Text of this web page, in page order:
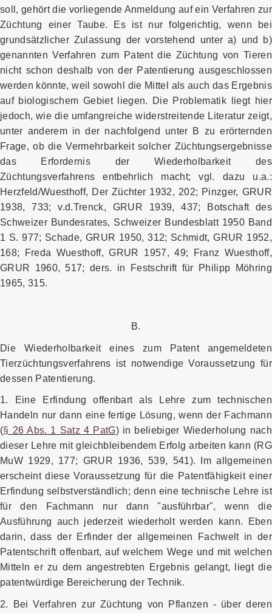
soll, gehört die vorliegende Anmeldung auf ein Verfahren zur
Züchtung einer Taube. Es ist nur folgerichtig, wenn bei
grundsätzlicher Zulassung der vorstehend unter a) und b)
genannten Verfahren zum Patent die Züchtung von Tieren
nicht schon deshalb von der Patentierung ausgeschlossen
werden könnte, weil sowohl die Mittel als auch das Ergebnis
auf biologischem Gebiet liegen. Die Problematik liegt hier
jedoch, wie die umfangreiche widerstreitende Literatur zeigt,
unter anderem in der nachfolgend unter B zu erörternden
Frage, ob die Vermehrbarkeit solcher Züchtungsergebnisse
das Erfordernis der Wiederholbarkeit des
Züchtungsverfahrens entbehrlich macht; vgl. dazu u.a.:
Herzfeld/Wuesthoff, Der Züchter 1932, 202; Pinzger, GRUR
1938, 733; v.d.Trenck, GRUR 1939, 437; Botschaft des
Schweizer Bundesrates, Schweizer Bundesblatt 1950 Band
1 S. 977; Schade, GRUR 1950, 312; Schmidt, GRUR 1952,
168; Freda Wuesthoff, GRUR 1957, 49; Franz Wuesthoff,
GRUR 1960, 517; ders. in Festschrift für Philipp Möhring
1965, 315.
B.
Die Wiederholbarkeit eines zum Patent angemeldeten
Tierzüchtungsverfahrens ist notwendige Voraussetzung für
dessen Patentierung.
1. Eine Erfindung offenbart als Lehre zum technischen
Handeln nur dann eine fertige Lösung, wenn der Fachmann
(§ 26 Abs. 1 Satz 4 PatG) in beliebiger Wiederholung nach
dieser Lehre mit gleichbleibendem Erfolg arbeiten kann (RG
MuW 1929, 177; GRUR 1936, 539, 541). Im allgemeinen
erscheint diese Voraussetzung für die Patentfähigkeit einer
Erfindung selbstverständlich; denn eine technische Lehre ist
für den Fachmann nur dann "ausführbar", wenn die
Ausführung auch jederzeit wiederholt werden kann. Eben
darin, dass der Erfinder der allgemeinen Fachwelt in der
Patentschrift offenbart, auf welchem Wege und mit welchen
Mitteln er zu dem angestrebten Ergebnis gelangt, liegt die
patentwürdige Bereicherung der Technik.
2. Bei Verfahren zur Züchtung von Pflanzen - über deren